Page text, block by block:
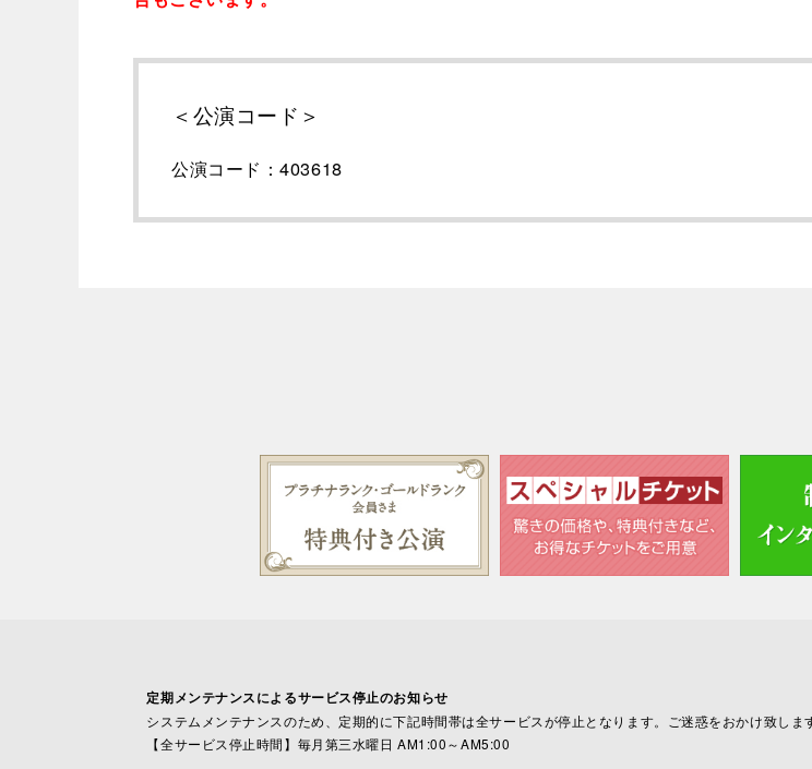
＜公演コード＞
公演コード：403618
定期メンテナンスによるサービス停止のお知らせ
システムメンテナンスのため、定期的に下記時間帯は全サービスが停止となります。ご迷惑をおかけ致しま
【全サービス停止時間】毎月第三水曜日 AM1:00～AM5:00